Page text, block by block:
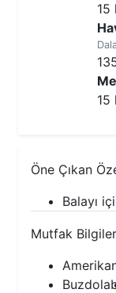
15
15
Öne Çıkan
Balayı
Mutfak